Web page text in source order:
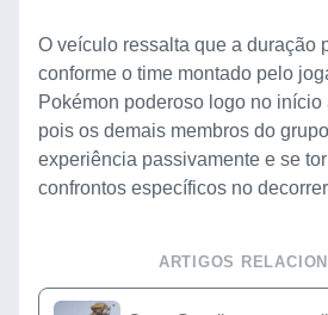
O veículo ressalta que a duração
conforme o time montado pelo
Pokémon poderoso logo no
pois os demais membros do
experiência passivamente e se
confrontos específicos no
ARTIGOS